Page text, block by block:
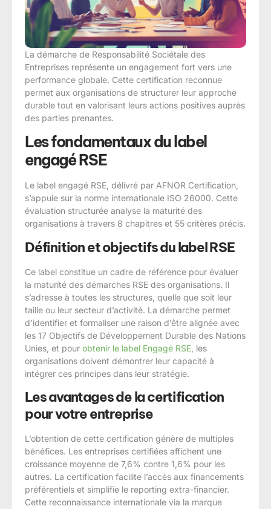
La démarche de Responsabilité Sociétale des
Entreprises représente un engagement fort vers une
performance globale. Cette certification reconnue
permet aux organisations de structurer leur approche
durable tout en valorisant leurs actions positives auprès
des parties prenantes.
Les fondamentaux du label
engagé RSE
Le label engagé RSE, délivré par AFNOR Certification,
s’appuie sur la norme internationale ISO 26000. Cette
évaluation structurée analyse la maturité des
organisations à travers 8 chapitres et 55 critères précis.
Définition et objectifs du label RSE
Ce label constitue un cadre de référence pour évaluer
la maturité des démarches RSE des organisations. Il
s’adresse à toutes les structures, quelle que soit leur
taille ou leur secteur d’activité. La démarche permet
d’identifier et formaliser une raison d’être alignée avec
les 17 Objectifs de Développement Durable des Nations
Unies, et pour obtenir le label Engagé RSE , les
organisations doivent démontrer leur capacité à
intégrer ces principes dans leur stratégie.
Les avantages de la certification
pour votre entreprise
L’obtention de cette certification génère de multiples
bénéfices. Les entreprises certifiées affichent une
croissance moyenne de 7,6% contre 1,6% pour les
autres. La certification facilite l’accès aux financements
préférentiels et simplifie le reporting extra-financier.
Cette reconnaissance internationale via la marque